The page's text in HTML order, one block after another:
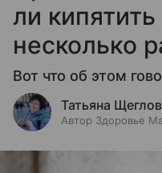
ли
несколько
Вот что об этом
Татьяна
Автор Здоровье